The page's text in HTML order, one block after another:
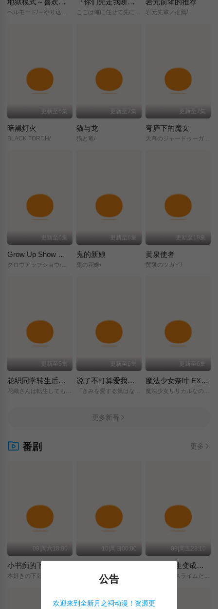
岩元先輩ノ推薦/
更新至6集
暗黑灯火
BLACK TORCH/
更新至7集
猫与龙
猫と竜/
更新至7集
穹庐下的魔女
天幕のジャードゥーガル/
更新至6集
Grow Up Show ～向日葵马戏团～
グロウアップショウ/～ひまわりのサーカス団～/
更新至6集
鬼的新娘
鬼の花嫁/
更新至18集
黄泉使者
黄泉のツガイ/
更新至5集
花织同学转生后还是想干架
花織さんは転生しても喧嘩がしたい/
更新至6集
说了不打算爱我的公爵继承人，不知为何对我宠爱有加
「きみを愛する気はない」と言った次期公爵様がなぜか溺愛してきます/
更新至6集
魔法少女奈叶 EXCEEDS Gun Blaze Vengeance
魔法少女リリカルなのは/EXCEEDS/Gun/Blaze/Vengeance/
更多新番
番剧 更多
09|周六18:00 10|周日00:00 09|周五23:10
关于我转生变成史莱姆这档事 第四季
転生したらスライムだった件/第4期/
公告
欢迎来到全新月之祠动漫！资源更